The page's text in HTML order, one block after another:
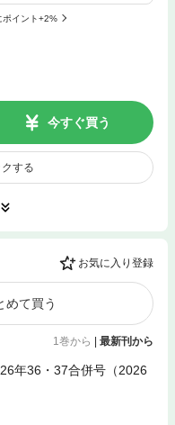
ポイント+2%
今すぐ買う
する
お気に入り登録
めて買う
1巻から | 最新刊から
年36・37合併号（2026